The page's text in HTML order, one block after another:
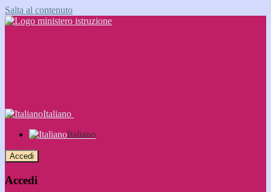
Salta al contenuto
Italiano
Italiano
Accedi
Accedi